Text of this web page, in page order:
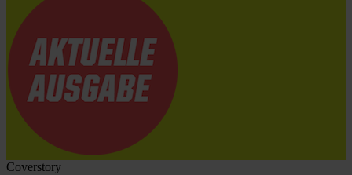
Coverstory